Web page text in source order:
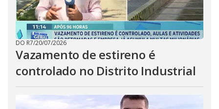
DO R7/20/07/2026
Vazamento de estireno é
controlado no Distrito Industrial